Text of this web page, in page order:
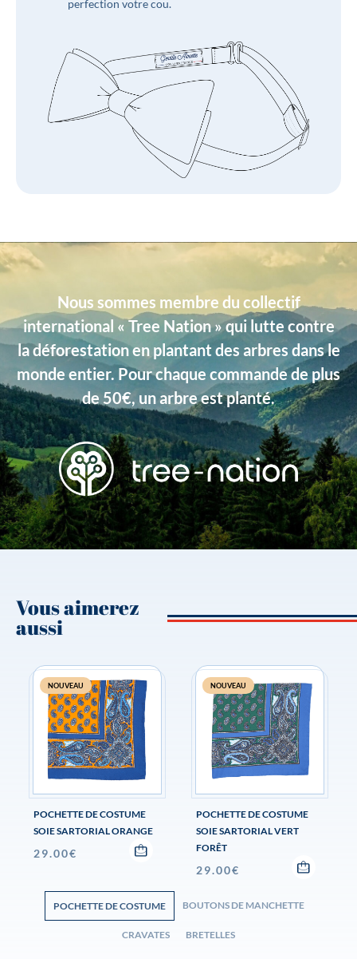
perfection votre cou.
Nous sommes membre du collectif
international « Tree Nation » qui lutte contre
la déforestation en plantant des arbres dans le
monde entier. Pour chaque commande de plus
de 50€, un arbre est planté.
Vous aimerez
aussi
POCHETTE DE COSTUME BOUTONS DE MANCHETTE
CRAVATES BRETELLES
NOUVEAU
POCHETTE DE COSTUME
SOIE SARTORIAL ORANGE
29.00€
NOUVEAU
POCHETTE DE COSTUME
SOIE SARTORIAL VERT
FORÊT
29.00€